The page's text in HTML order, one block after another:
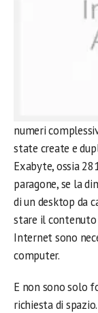
numeri
state create e
Exabyte, ossia
paragone, se la
di un desktop da
stare il contenuto
Internet sono
computer.
E non sono solo
richiesta di